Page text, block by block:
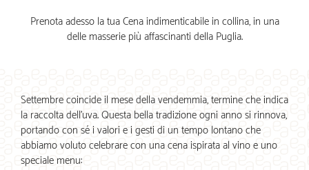
Prenota adesso la tua Cena indimenticabile in collina, in una
delle masserie più affascinanti della Puglia.
Settembre coincide il mese della vendemmia, termine che indica
la raccolta dell’uva. Questa bella tradizione ogni anno si rinnova,
portando con sé i valori e i gesti di un tempo lontano che
abbiamo voluto celebrare con una cena ispirata al vino e uno
speciale menu: